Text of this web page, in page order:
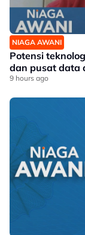
NIAGA AWANI
Potensi
dan pusat data
9 hours ago